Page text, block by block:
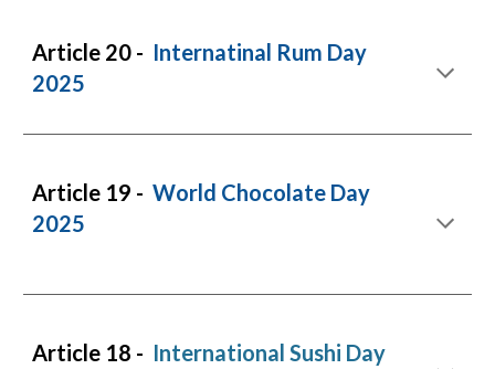
Article 20 - Internatinal Rum Day
2025
Article 19 - World Chocolate Day
2025
Article 18 - International Sushi Day